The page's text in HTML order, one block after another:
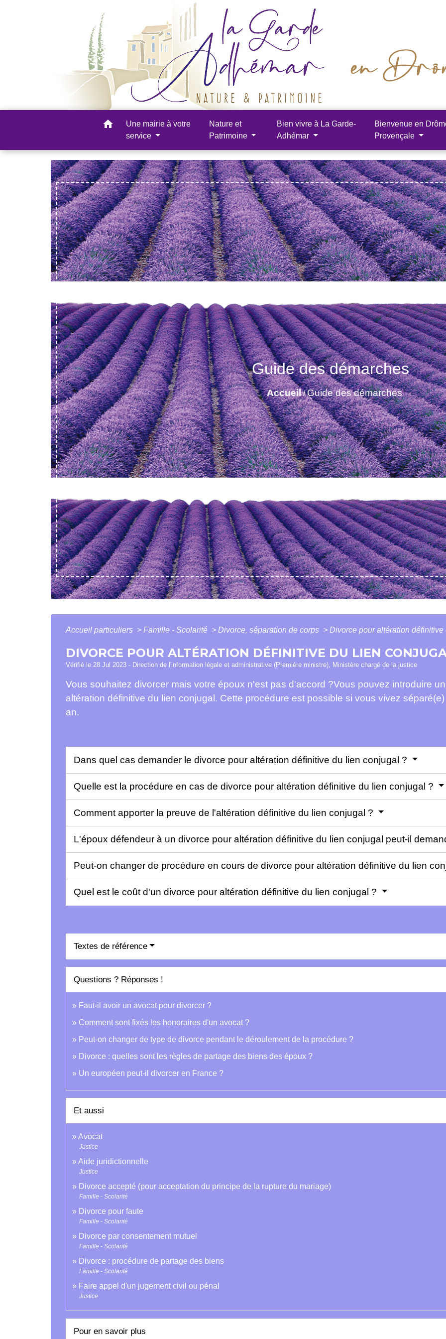
home
Une mairie à votre
service
Nature et
Patrimoine
Bien vivre à La Garde-
Adhémar
Bienvenue en
Provençale
Guide des démarches
Accueil/Guide des démarches
Accueil particuliers > Famille - Scolarité > Divorce, séparation de corps > Divorce pour altération
DIVORCE POUR ALTÉRATION DÉFINITIVE DU LIEN
Vérifié le 28 Jul 2023 - Direction de l'information légale et administrative (Première ministre), Ministère chargé de la justice
Vous souhaitez divorcer mais votre époux n'est pas d'accord ?Vous pouvez introduire
altération définitive du lien conjugal. Cette procédure est possible si vous vivez
an.
Dans quel cas demander le divorce pour altération définitive du lien conjugal ?
Quelle est la procédure en cas de divorce pour altération définitive du lien conjugal ?
Comment apporter la preuve de l'altération définitive du lien conjugal ?
L'époux défendeur à un divorce pour altération définitive du lien conjugal peut-il
Peut-on changer de procédure en cours de divorce pour altération définitive du lien
Quel est le coût d'un divorce pour altération définitive du lien conjugal ?
Textes de référence
Questions ? Réponses !
Faut-il avoir un avocat pour divorcer ?
Comment sont fixés les honoraires d'un avocat ?
Peut-on changer de type de divorce pendant le déroulement de la procédure ?
Divorce : quelles sont les règles de partage des biens des époux ?
Un européen peut-il divorcer en France ?
Et aussi
Avocat
Justice
Aide juridictionnelle
Justice
Divorce accepté (pour acceptation du principe de la rupture du mariage)
Famille - Scolarité
Divorce pour faute
Famille - Scolarité
Divorce par consentement mutuel
Famille - Scolarité
Divorce : procédure de partage des biens
Famille - Scolarité
Faire appel d'un jugement civil ou pénal
Justice
Pour en savoir plus